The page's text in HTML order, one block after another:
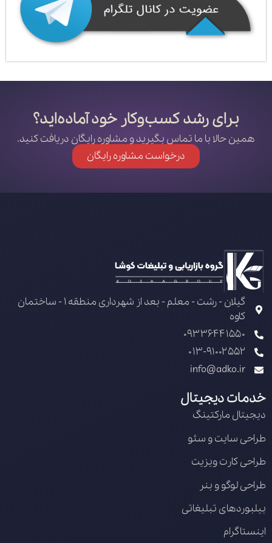
برای رشد کسب‌وکار خود آماده‌اید؟
همین حالا با ما تماس بگیرید و مشاوره رایگان دریافت کنید.
درخواست مشاوره رایگان
گیلان - رشت - معلم - بعد از شهرداری منطقه 1 - ساختمان
کاوه
09336441550
013-91002552
info@adko.ir
خدمات دیجیتال
دیجیتال مارکتینگ
طراحی سایت و سئو
طراحی کارت ویزیت
طراحی لوگو و بنر
بیلبوردهای تبلیغاتی
اینستاگرام